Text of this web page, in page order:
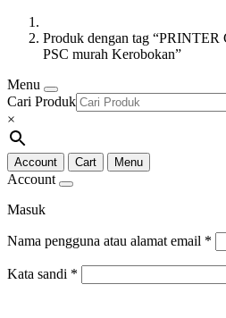
Produk dengan tag
PSC murah Kerobokan”
Menu
Cari Produk
×
Account Cart Menu
Account
Masuk
Nama pengguna atau alamat email *
Kata sandi *